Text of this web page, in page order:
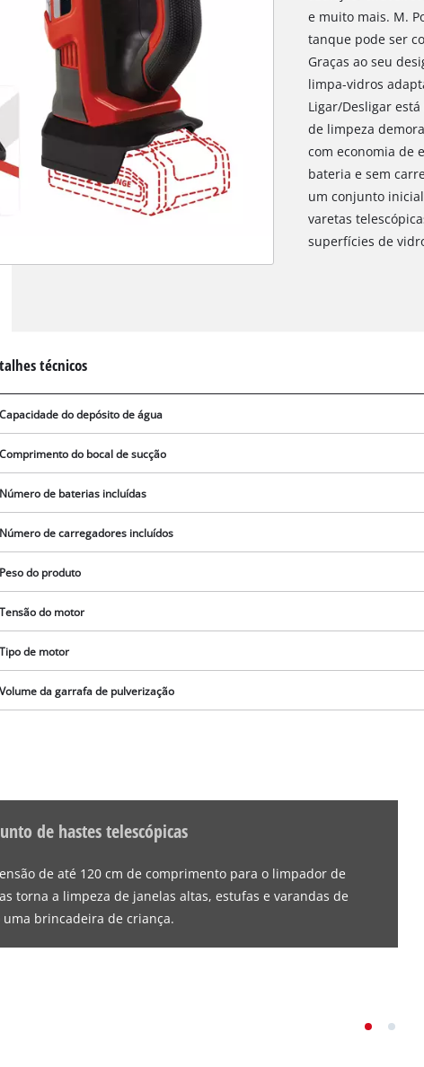
Precisamos do seu
to trackers that are not
the site with their CMP to
e muito mais. M.
tanque pode ser
Graças ao seu
limpa-vidros
Ligar/Desligar
de limpeza
com economia de
bateria e sem
um conjunto
varetas
superfícies de
técnicos
Capacidade do depósito de água
Comprimento do bocal de sucção
Número de baterias incluídas
Número de carregadores incluídos
Peso do produto
Tensão do motor
Tipo de motor
Volume da garrafa de pulverização
de hastes telescópicas
de até 120 cm de comprimento para o limpador de
torna a limpeza de janelas altas, estufas e varandas de
uma brincadeira de criança.